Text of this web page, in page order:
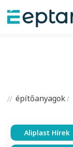
építőanyagok
Aliplast Hírek